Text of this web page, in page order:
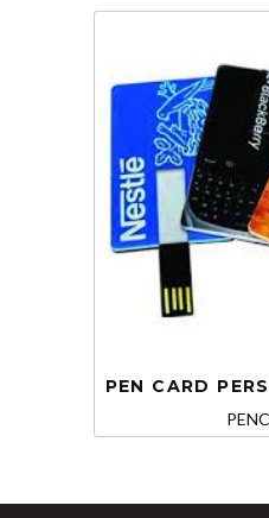
PEN CARD